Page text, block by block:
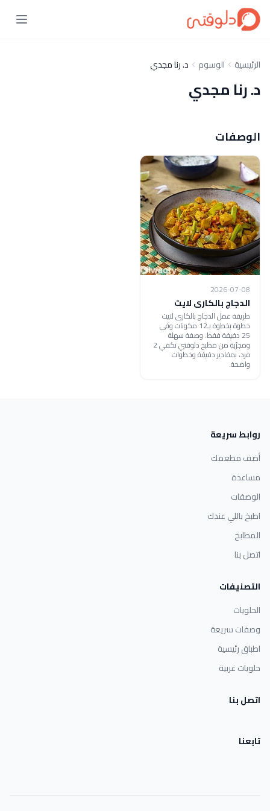
الرئيسية الوسوم د. رنا مجدي
د. رنا مجدي
الوصفات
2026-07-08
الدجاج بالكارى لايت
طريقة عمل الدجاج بالكارى لايت
خطوة بخطوة بـ12 مكونات وفي
25 دقيقة فقط. وصفة سهلة
ومجرّبة من مطبخ دلوقتي تكفي 2
فرد، بمقادير دقيقة وخطوات
واضحة.
روابط سريعة
أضف مطعمك
مساعدة
الوصفات
اطبخ باللي عندك
المطابخ
اتصل بنا
التصنيفات
الحلويات
وصفات سريعة
اطباق رئيسية
حلويات غربية
اتصل بنا
تابعنا